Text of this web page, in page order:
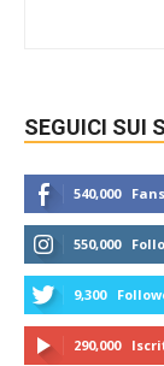
SEGUICI SUI
540,000 Fans
550,000
9,300
290,000